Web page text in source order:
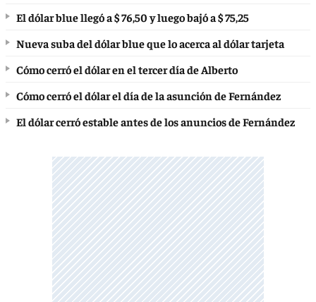
El dólar blue llegó a $ 76,50 y luego bajó a $ 75,25
Nueva suba del dólar blue que lo acerca al dólar tarjeta
Cómo cerró el dólar en el tercer día de Alberto
Cómo cerró el dólar el día de la asunción de Fernández
El dólar cerró estable antes de los anuncios de Fernández